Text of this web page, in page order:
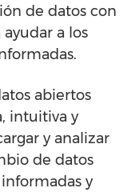
de datos con
a los
abiertos
intuitiva y
y analizar
de datos
y